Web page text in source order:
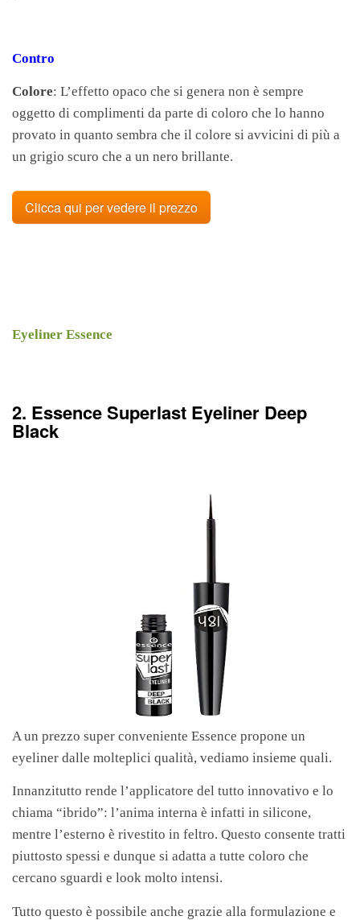
Contro
Colore: L’effetto opaco che si genera non è sempre
oggetto di complimenti da parte di coloro che lo hanno
provato in quanto sembra che il colore si avvicini di più a
un grigio scuro che a un nero brillante.
Clicca qui per vedere il prezzo
Eyeliner Essence
2. Essence Superlast Eyeliner Deep
Black
A un prezzo super conveniente Essence propone un
eyeliner dalle molteplici qualità, vediamo insieme quali.
Innanzitutto rende l’applicatore del tutto innovativo e lo
chiama “ibrido”: l’anima interna è infatti in silicone,
mentre l’esterno è rivestito in feltro. Questo consente tratti
piuttosto spessi e dunque si adatta a tutte coloro che
cercano sguardi e look molto intensi.
Tutto questo è possibile anche grazie alla formulazione e